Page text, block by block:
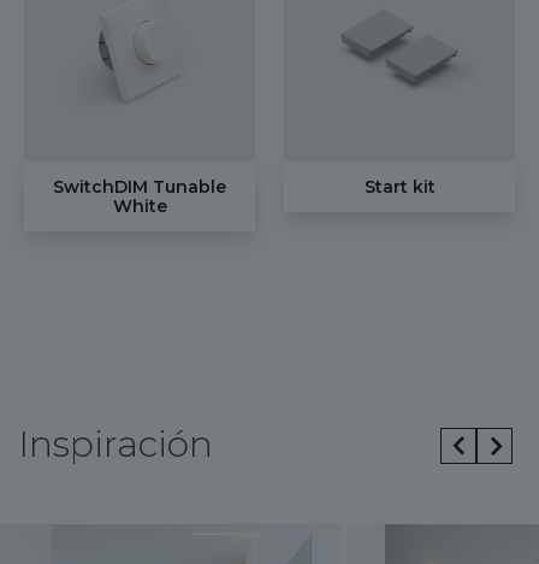
SwitchDIM Tunable
White
Start kit
Inspiración